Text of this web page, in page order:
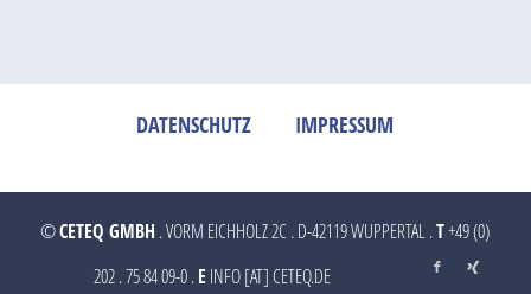
DATENSCHUTZ IMPRESSUM
©CETEQ GMBH . VORM EICHHOLZ 2C . D-42119 WUPPERTAL .T+49 (0)
202 . 75 84 09-0 .EINFO [AT] CETEQ.DE